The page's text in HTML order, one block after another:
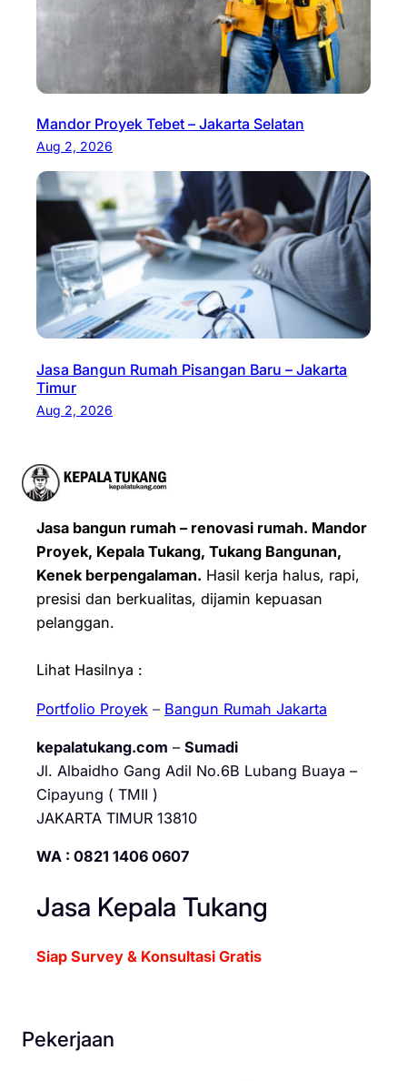
Mandor Proyek Tebet – Jakarta Selatan
Aug 2, 2026
Jasa Bangun Rumah Pisangan Baru – Jakarta
Timur
Aug 2, 2026
Jasa bangun rumah – renovasi rumah. Mandor
Proyek, Kepala Tukang, Tukang Bangunan,
Kenek berpengalaman. Hasil kerja halus, rapi,
presisi dan berkualitas, dijamin kepuasan
pelanggan.
Lihat Hasilnya :
Portfolio Proyek – Bangun Rumah Jakarta
kepalatukang.com – Sumadi
Jl. Albaidho Gang Adil No.6B Lubang Buaya –
Cipayung ( TMII )
JAKARTA TIMUR 13810
WA : 0821 1406 0607
Jasa Kepala Tukang
Siap Survey & Konsultasi Gratis
Pekerjaan